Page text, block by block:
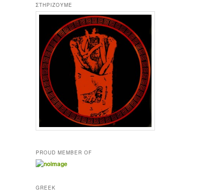
ΣΤΗΡΊΖΟΥΜΕ
PROUD MEMBER OF
GREEK